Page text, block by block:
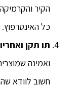
הקיר
כל האינטרפוץ.
תו תקן
ואמינה